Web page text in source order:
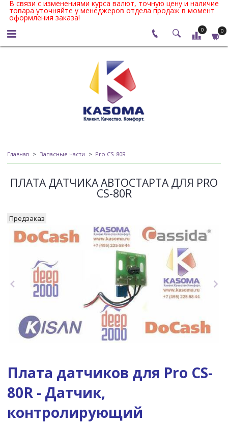
В связи с изменениями курса валют, точную цену и наличие
товара уточняйте у менеджеров отдела продаж в момент
оформления заказа!
0 0
Главная Запасные части Pro CS-80R
ПЛАТА ДАТЧИКА АВТОСТАРТА ДЛЯ PRO
CS-80R
Предзаказ
Плата датчиков для Pro CS-
80R - Датчик,
контролирующий